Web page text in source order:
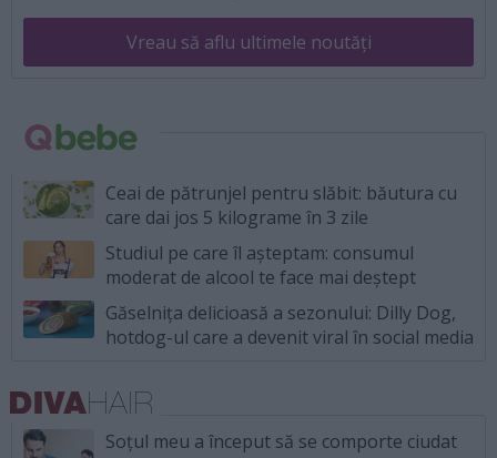
Vreau să aflu ultimele noutăți
Ceai de pătrunjel pentru slăbit: băutura cu
care dai jos 5 kilograme în 3 zile
Studiul pe care îl așteptam: consumul
moderat de alcool te face mai deștept
Găselnița delicioasă a sezonului: Dilly Dog,
hotdog-ul care a devenit viral în social media
Soțul meu a început să se comporte ciudat